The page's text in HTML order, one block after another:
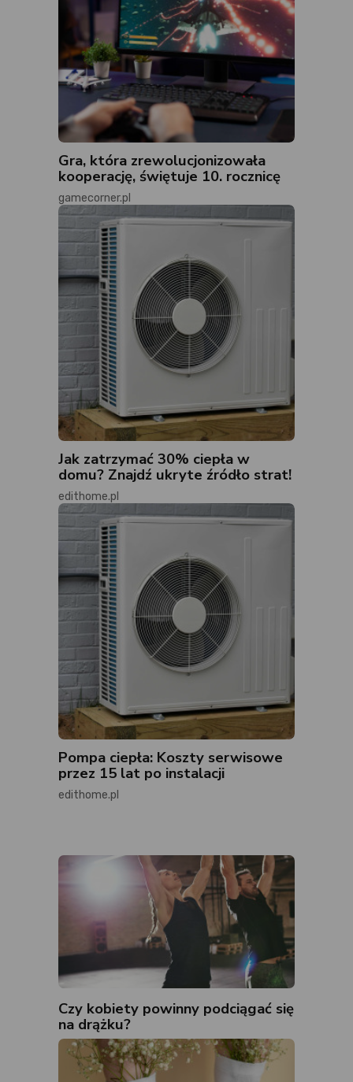
Gra, która zrewolucjonizowała
kooperację, świętuje 10. rocznicę
gamecorner.pl
Jak zatrzymać 30% ciepła w
domu? Znajdź ukryte źródło strat!
edithome.pl
Pompa ciepła: Koszty serwisowe
przez 15 lat po instalacji
edithome.pl
Czy kobiety powinny podciągać się
na drążku?